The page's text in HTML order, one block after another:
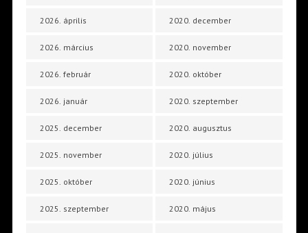
2026. április
2026. március
2026. február
2026. január
2025. december
2025. november
2025. október
2025. szeptember
2020. december
2020. november
2020. október
2020. szeptember
2020. augusztus
2020. július
2020. június
2020. május